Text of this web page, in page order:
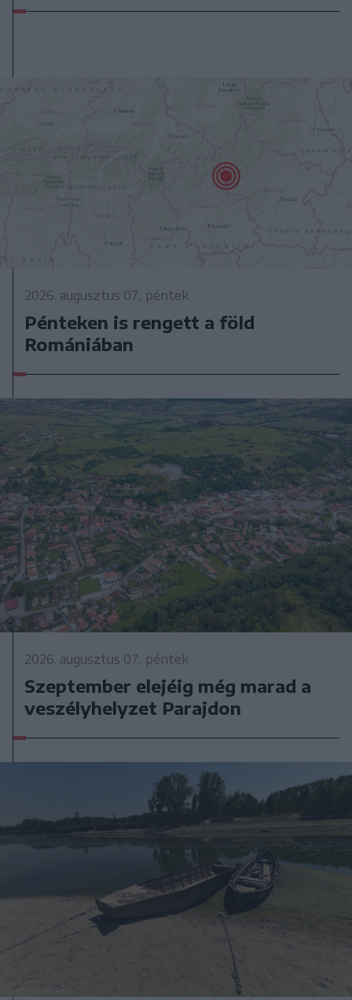
2026. augusztus 07., péntek
Pénteken is rengett a föld
Romániában
2026. augusztus 07., péntek
Szeptember elejéig még marad a
veszélyhelyzet Parajdon